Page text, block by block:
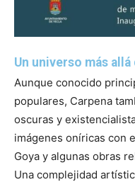
Un universo más
Aunque conocido
populares, Carpena
oscuras y
imágenes oníricas con
Goya y algunas obras
Una complejidad